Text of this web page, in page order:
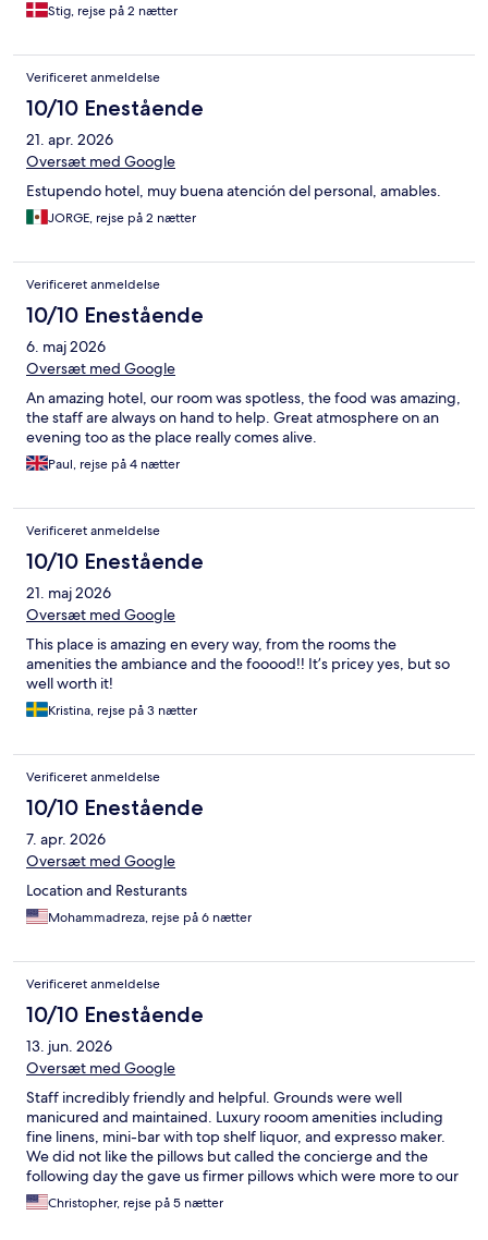
Stig, rejse på 2 nætter
Verificeret anmeldelse
10/10 Enestående
21. apr. 2026
Oversæt med Google
Estupendo hotel, muy buena atención del personal, amables.
JORGE, rejse på 2 nætter
Verificeret anmeldelse
10/10 Enestående
6. maj 2026
Oversæt med Google
An amazing hotel, our room was spotless, the food was amazing,
the staff are always on hand to help. Great atmosphere on an
evening too as the place really comes alive.
Paul, rejse på 4 nætter
Verificeret anmeldelse
10/10 Enestående
21. maj 2026
Oversæt med Google
This place is amazing en every way, from the rooms the
amenities the ambiance and the fooood!! It’s pricey yes, but so
well worth it!
Kristina, rejse på 3 nætter
Verificeret anmeldelse
10/10 Enestående
7. apr. 2026
Oversæt med Google
Location and Resturants
Mohammadreza, rejse på 6 nætter
Verificeret anmeldelse
10/10 Enestående
13. jun. 2026
Oversæt med Google
Staff incredibly friendly and helpful. Grounds were well
manicured and maintained. Luxury rooom amenities including
fine linens, mini-bar with top shelf liquor, and expresso maker.
We did not like the pillows but called the concierge and the
following day the gave us firmer pillows which were more to our
liking.Christopher, rejse på 5 nætter